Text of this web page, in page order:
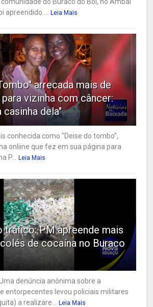
apreendido ...
Leia Mais
arrecada mais de
vizinha com câncer:
casinha dela"
conhecida como "Deise do tombo",
onliine que fez em sua página para
P...
Leia Mais
tráfico: PM apreende mais
de cocaína no Buraco
denúncia anônima sobre a
entorpecentes levou policiais militares
a realizare...
Leia Mais